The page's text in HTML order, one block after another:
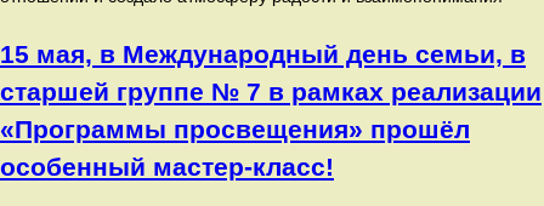
15 мая, в Международный день семьи, в
старшей группе № 7 в рамках реализации
«Программы просвещения» прошёл
особенный мастер‑класс!